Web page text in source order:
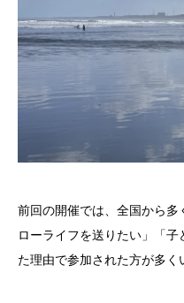
前回の開催では、全国から多
ローライフを送りたい」「
た理由で参加された方が多く